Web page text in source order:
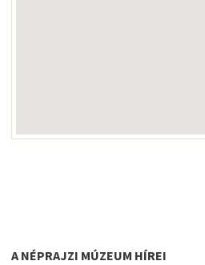
A NÉPRAJZI MÚZEUM HÍREI